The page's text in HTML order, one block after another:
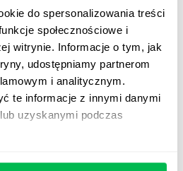
do spersonalizowania treści
społecznościowe i
witrynie. Informacje o tym, jak
udostępniamy partnerom
i analitycznym.
te informacje z innymi danymi
uzyskanymi podczas
planu
nowe role i możliwości
osób neuroodmiennych.
wśród obecnych
otwartej i wspierającej kultury,